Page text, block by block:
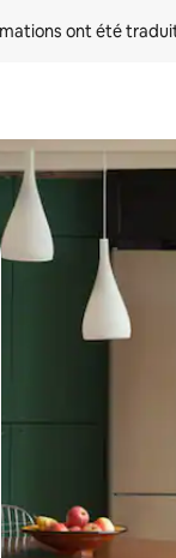
ont été
et vers le bas